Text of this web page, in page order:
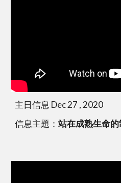
主日信息 Dec 27 , 2020
信息主題：站在成熟生命